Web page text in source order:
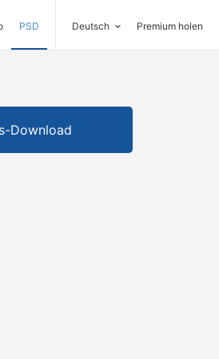
PSD Deutsch Premium holen
Download